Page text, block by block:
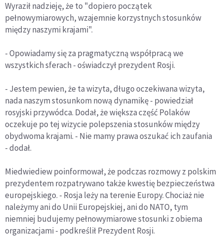
Wyraził nadzieję, że to "dopiero początek
pełnowymiarowych, wzajemnie korzystnych stosunków
między naszymi krajami".
- Opowiadamy się za pragmatyczną współpracą we
wszystkich sferach - oświadczył prezydent Rosji.
- Jestem pewien, że ta wizyta, długo oczekiwana wizyta,
nada naszym stosunkom nową dynamikę - powiedział
rosyjski przywódca. Dodał, że większa część Polaków
oczekuje po tej wizycie polepszenia stosunków między
obydwoma krajami. - Nie mamy prawa oszukać ich zaufania
- dodał.
Miedwiediew poinformował, że podczas rozmowy z polskim
prezydentem rozpatrywano także kwestię bezpieczeństwa
europejskiego. - Rosja leży na terenie Europy. Chociaż nie
należymy ani do Unii Europejskiej, ani do NATO, tym
niemniej budujemy pełnowymiarowe stosunki z obiema
organizacjami - podkreślił Prezydent Rosji.